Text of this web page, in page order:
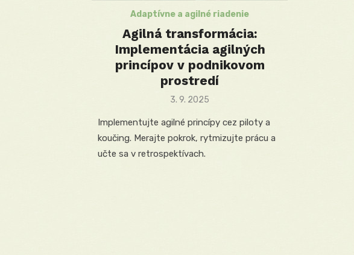
Adaptívne a agilné riadenie
Agilná transformácia:
Implementácia agilných
princípov v podnikovom
prostredí
Posted
3. 9. 2025
Implementujte agilné princípy cez piloty a
koučing. Merajte pokrok, rytmizujte prácu a
učte sa v retrospektívach.